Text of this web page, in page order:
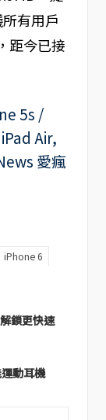
有用戶
距今已接
iPhone 6
鎖更快速
動耳機